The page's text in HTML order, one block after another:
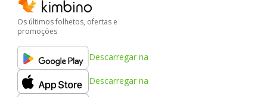
Os últimos folhetos, ofertas e
promoções
Descarregar na
Descarregar na